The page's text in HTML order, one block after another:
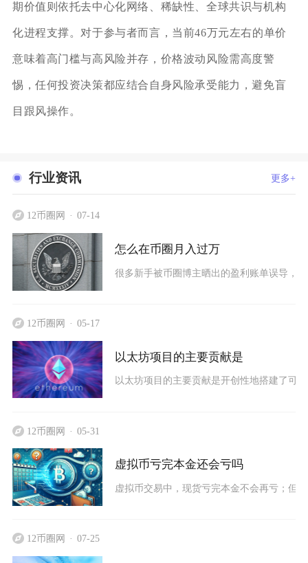
期价值则依托去中心化网络、稀缺性、全球共识与机构
化进程支撑。对于参与者而言，当前46万元左右的单价
意味着高门槛与高风险并存，价格波动风险需高度警
惕，任何投资决策都应结合自身风险承受能力，避免盲
目跟风操作。
行业资讯 更多+
12币圈网 07-14
怎么在币圈月入过万
很多新手被币圈博主晒出的盈利账单误导，
12币圈网 05-17
以太坊项目的主要贡献是
以太坊项目的主要贡献是开创性地搭建了可
12币圈网 05-31
虚拟币亏完本金还会亏吗
虚拟币交易中，现货亏完本金不会再亏；但
12币圈网 07-25